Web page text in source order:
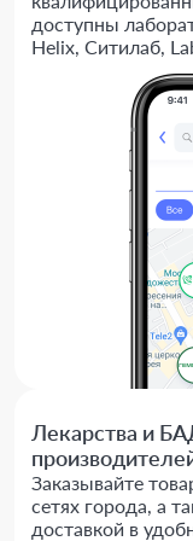
доступны
Helix, Ситилаб,
Лекарства и
Заказывайте
сетях города, а
доставкой в